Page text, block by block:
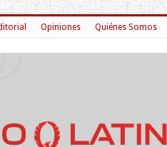
Opiniones Quiénes Somos